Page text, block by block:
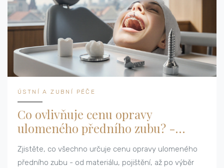
ÚSTNÍ A ZUBNÍ PÉČE
Co ovlivňuje cenu opravy
ulomeného předního zubu? -
Přehled faktorů a cen
Zjistěte, co všechno určuje cenu opravy ulomeného
předního zubu - od materiálu, pojištění, až po výběr